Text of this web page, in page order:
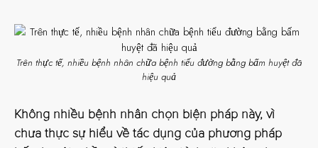
Trên thực tế, nhiều bệnh nhân chữa bệnh tiểu đường bằng bấm huyệt đã
hiệu quả
Không nhiều bệnh nhân chọn biện pháp này, vì
chưa thực sự hiểu về tác dụng của phương pháp